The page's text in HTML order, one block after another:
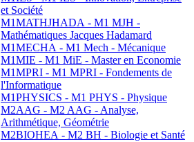
et Société
M1MATHJHADA - M1 MJH -
Mathématiques Jacques Hadamard
M1MECHA - M1 Mech - Mécanique
M1MIE - M1 MiE - Master en Economie
M1MPRI - M1 MPRI - Fondements de
l'Informatique
M1PHYSICS - M1 PHYS - Physique
M2AAG - M2 AAG - Analyse,
Arithmétique, Géométrie
M2BIOHEA - M2 BH - Biologie et Santé